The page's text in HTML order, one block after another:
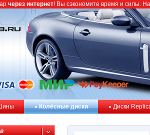
Колёсные диски Диски
через интернет! Вы сэкономите время и силы.